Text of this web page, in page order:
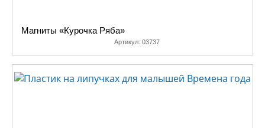
Магниты «Курочка Ряба»
Артикул: 03737